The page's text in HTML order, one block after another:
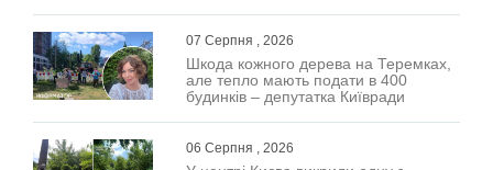
07 Серпня , 2026
Шкода кожного дерева на Теремках,
але тепло мають подати в 400
будинків – депутатка Київради
06 Серпня , 2026